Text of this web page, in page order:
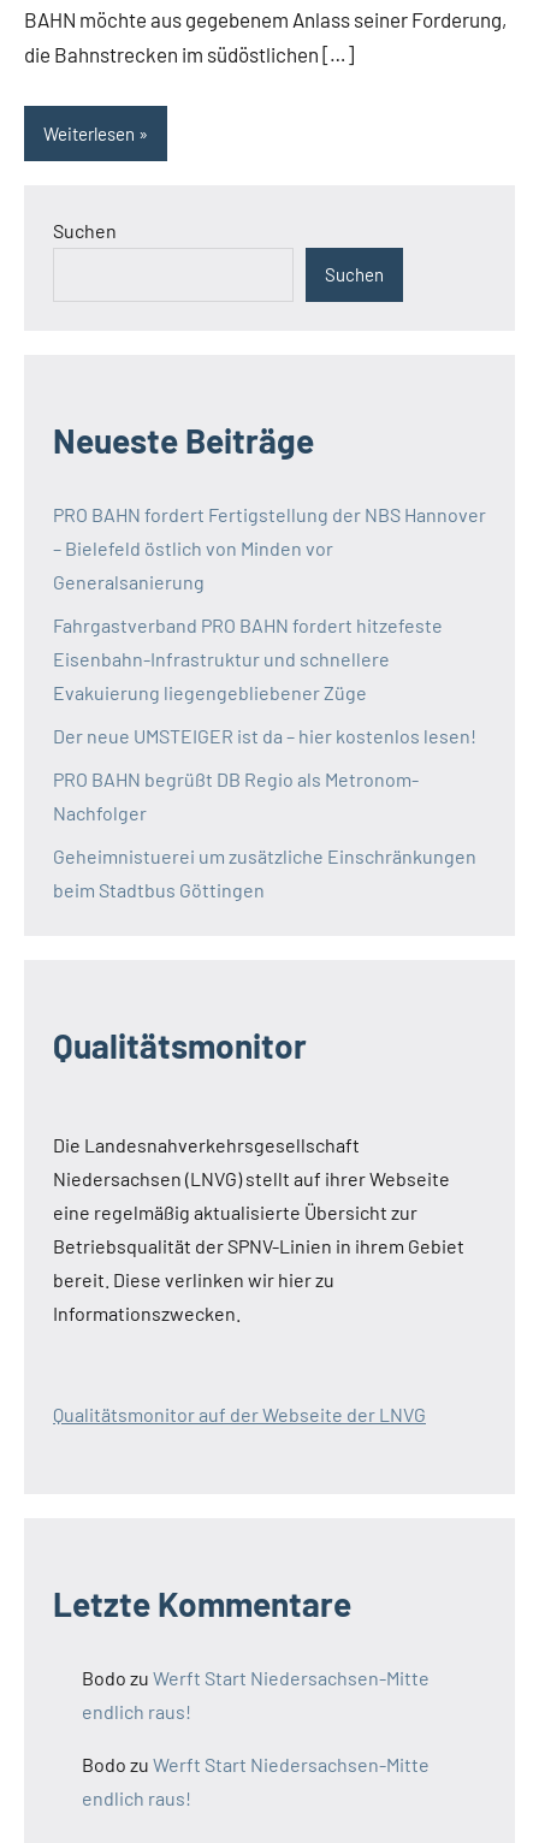
BAHN möchte aus gegebenem Anlass seiner Forderung,
die Bahnstrecken im südöstlichen […]
Weiterlesen
Suchen
Suchen
Neueste Beiträge
PRO BAHN fordert Fertigstellung der NBS Hannover
– Bielefeld östlich von Minden vor
Generalsanierung
Fahrgastverband PRO BAHN fordert hitzefeste
Eisenbahn-Infrastruktur und schnellere
Evakuierung liegengebliebener Züge
Der neue UMSTEIGER ist da – hier kostenlos lesen!
PRO BAHN begrüßt DB Regio als Metronom-
Nachfolger
Geheimnistuerei um zusätzliche Einschränkungen
beim Stadtbus Göttingen
Qualitätsmonitor
Die Landesnahverkehrsgesellschaft
Niedersachsen (LNVG) stellt auf ihrer Webseite
eine regelmäßig aktualisierte Übersicht zur
Betriebsqualität der SPNV-Linien in ihrem Gebiet
bereit. Diese verlinken wir hier zu
Informationszwecken.
Qualitätsmonitor auf der Webseite der LNVG
Letzte Kommentare
Bodo zu Werft Start Niedersachsen-Mitte
endlich raus!
Bodo zu Werft Start Niedersachsen-Mitte
endlich raus!